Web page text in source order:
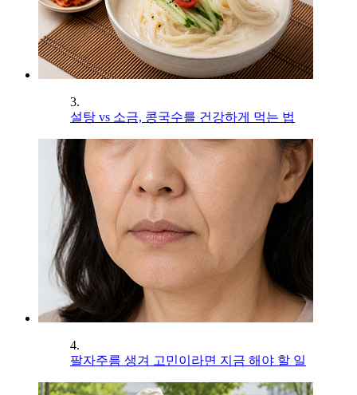
3.
설탕 vs 소금, 콩국수를 건강하게 먹는 법
4.
팔자주름 생겨 고민이라면 지금 해야 할 일